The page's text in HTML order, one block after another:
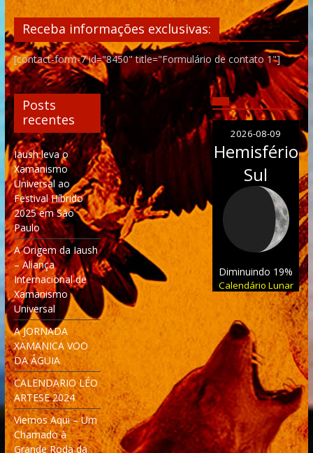
Receba informações exclusivas:
[contact-form-7 id="8450" title="Formulário de contato 1"]
Posts
recentes
Iaush leva o
Xamanismo
Universal ao
Festival Híbrido
2025 em São
Paulo
A Origem da Iaush
– Aliança
Internacional de
Xamanismo
Universal
A JORNADA
XAMANICA VOO
DA ÁGUIA
CALENDARIO LÉO
ARTESE 2024
Viemos Aqui – Um
Chamado à
Grande Roda da
2026-08-09
Hemisfério
Sul
Diminuindo 19%
Calendário Lunar